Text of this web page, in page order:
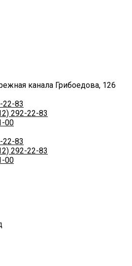
канала Грибоедова, 126
22-83
292-22-83
00
22-83
292-22-83
00